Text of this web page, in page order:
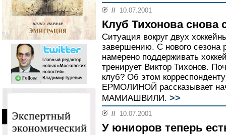
// 10.07.2001
Клуб Тихонова снова
Ситуация вокруг двух
завершению. С нового сезона
намерено поддерживать
тренирует Виктор Тихонов.
клуб? Об этом
ЕРМОЛИНОЙ рассказывает
МАМИАШВИЛИ. >>
// 10.07.2001
У юниоров теперь